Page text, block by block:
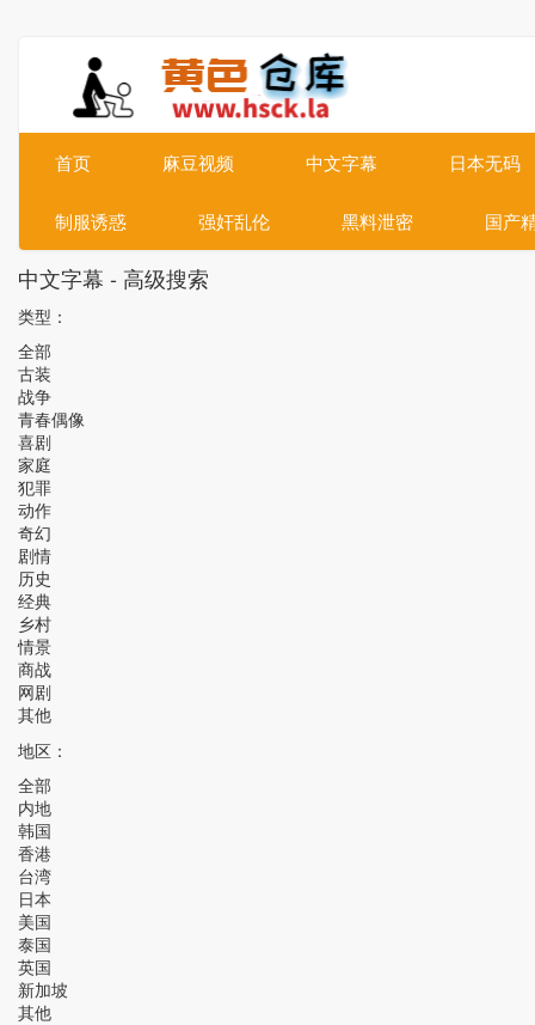
首页 麻豆视频 中文字幕 日本无码
制服诱惑 强奸乱伦 黑料泄密 国产
中文字幕 - 高级搜索
类型：
全部
古装
战争
青春偶像
喜剧
家庭
犯罪
动作
奇幻
剧情
历史
经典
乡村
情景
商战
网剧
其他
地区：
全部
内地
韩国
香港
台湾
日本
美国
泰国
英国
新加坡
其他